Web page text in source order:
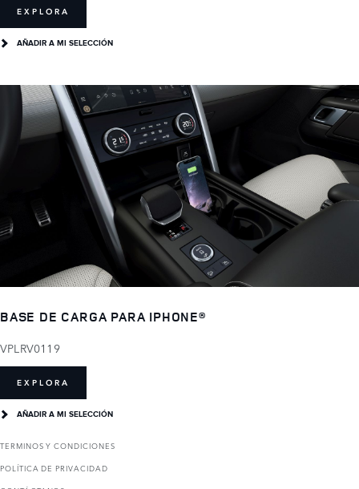
EXPLORA
AÑADIR A MI SELECCIÓN
BASE DE CARGA PARA IPHONE®
VPLRV0119
EXPLORA
AÑADIR A MI SELECCIÓN
TERMINOS Y CONDICIONES
POLÍTICA DE PRIVACIDAD